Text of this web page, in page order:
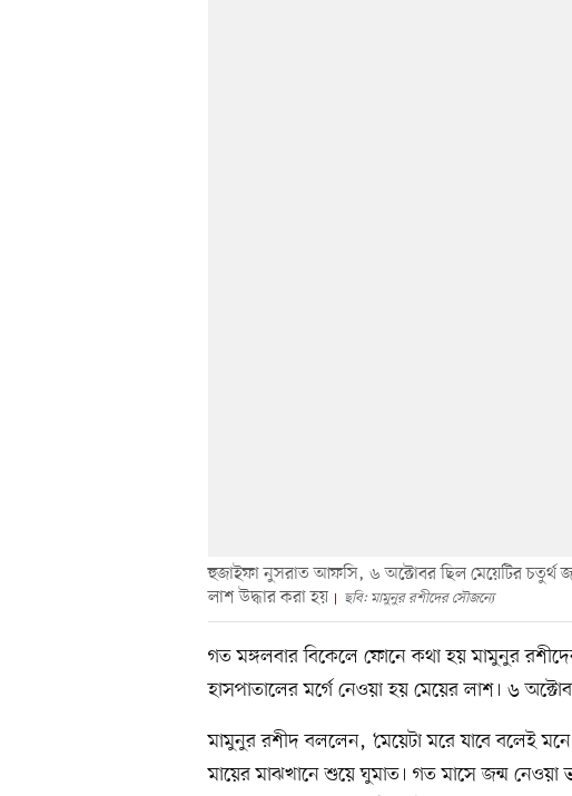
হুজাইফা নুসরাত আফসি, ৬ অক্টোবর ছিল মেয়েটির চতুর্থ
লাশ উদ্ধার করা হয়
ছবি: মামুনুর রশীদের সৌজন্যে
গত মঙ্গলবার বিকেলে ফোনে কথা হয় মামুনুর
হাসপাতালের মর্গে নেওয়া হয় মেয়ের লাশ। ৬
মামুনুর রশীদ বললেন, ‘মেয়েটা মরে যাবে বলেই
মায়ের মাঝখানে শুয়ে ঘুমাত। গত মাসে জন্ম